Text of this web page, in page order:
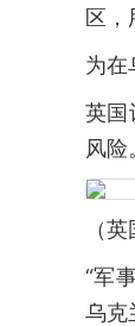
区，
为在
英国
风险
（
“军
乌克